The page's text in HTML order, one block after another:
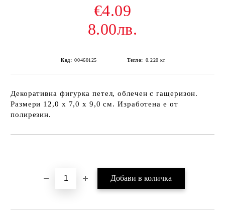
€4.09
8.00лв.
Код: 00460125 Тегло: 0.220 кг
Декоративна фигурка петел, облечен с гащеризон.
Размери 12,0 х 7,0 х 9,0 см. Изработена е от
полирезин.